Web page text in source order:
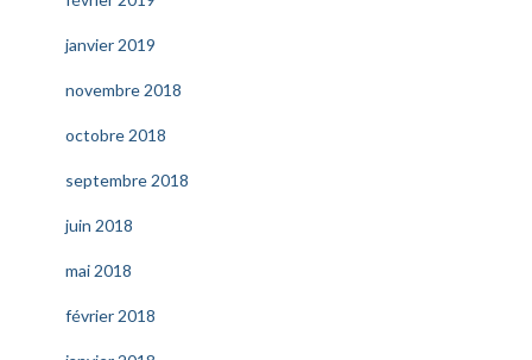
janvier 2019
novembre 2018
octobre 2018
septembre 2018
juin 2018
mai 2018
février 2018